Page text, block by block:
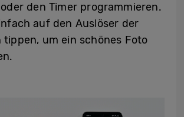
den Timer programmieren.
auf den Auslöser der
um ein schönes Foto